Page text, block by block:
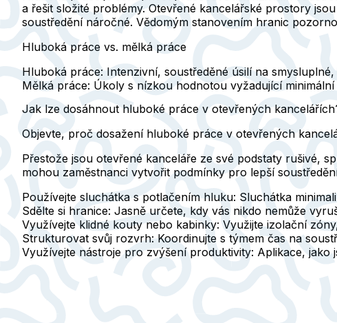
a řešit složité problémy. Otevřené kancelářské prostory
soustředění náročné. Vědomým stanovením hranic
Hluboká práce vs. mělká práce
Hluboká práce: Intenzivní, soustředěné úsilí na
Mělká práce: Úkoly s nízkou hodnotou vyžadující minimální
Jak lze dosáhnout hluboké práce v otevřených
Objevte, proč dosažení hluboké práce v otevřených
Přestože jsou otevřené kanceláře ze své podstaty rušivé,
mohou zaměstnanci vytvořit podmínky pro lepší
Používejte sluchátka s potlačením hluku: Sluchátka
Sdělte si hranice: Jasně určete, kdy vás nikdo nemůže
Využívejte klidné kouty nebo kabinky: Využijte izolační
Strukturovat svůj rozvrh: Koordinujte s týmem čas na
Využívejte nástroje pro zvýšení produktivity: Aplikace, jako